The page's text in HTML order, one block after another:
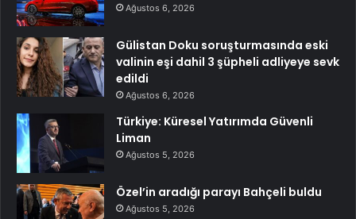
Ağustos 6, 2026
Gülistan Doku soruşturmasında eski
valinin eşi dahil 3 şüpheli adliyeye sevk
edildi
Ağustos 6, 2026
Türkiye: Küresel Yatırımda Güvenli
Liman
Ağustos 5, 2026
Özel’in aradığı parayı Bahçeli buldu
Ağustos 5, 2026